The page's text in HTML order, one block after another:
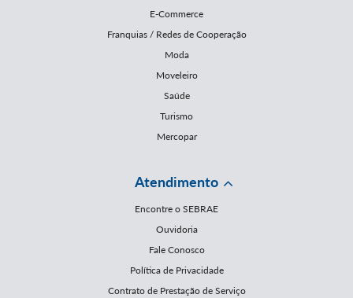
E-Commerce
Franquias / Redes de Cooperação
Moda
Moveleiro
Saúde
Turismo
Mercopar
Atendimento
Encontre o SEBRAE
Ouvidoria
Fale Conosco
Política de Privacidade
Contrato de Prestação de Serviço